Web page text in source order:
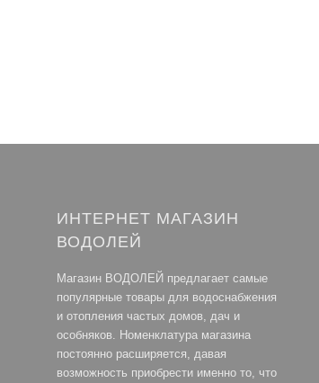
ИНТЕРНЕТ МАГАЗИН
ВОДОЛЕЙ
Магазин ВОДОЛЕЙ предлагает самые
популярные товары для водоснабжения
и отопления частых домов, дач и
особняков. Номенклатура магазина
постоянно расширяется, давая
возможность приобрести именно то, что